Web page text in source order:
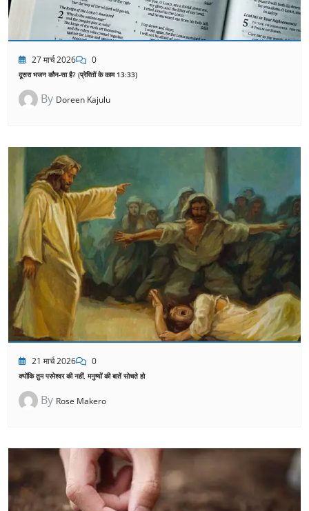
27 मार्च 2026 0
दूसरा भजन कौन-सा है? (प्रेरितों के काम 13:33)
By Doreen Kajulu
21 मार्च 2026 0
क्योंकि तुम परमेश्वर की नहीं, मनुष्यों की बातें सोचते हो
By Rose Makero